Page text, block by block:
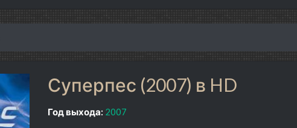
Суперпес (2007) в HD
Год выхода: 2007